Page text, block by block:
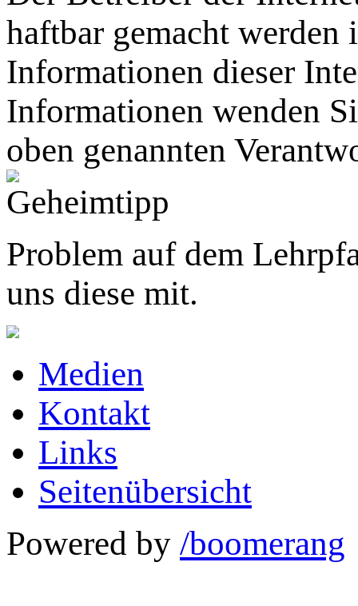
haftbar gemacht werden
Informationen dieser
Informationen wenden
oben genannten
Problem auf dem
uns diese mit.
Medien
Kontakt
Links
Seitenübersicht
Powered by /boomerang